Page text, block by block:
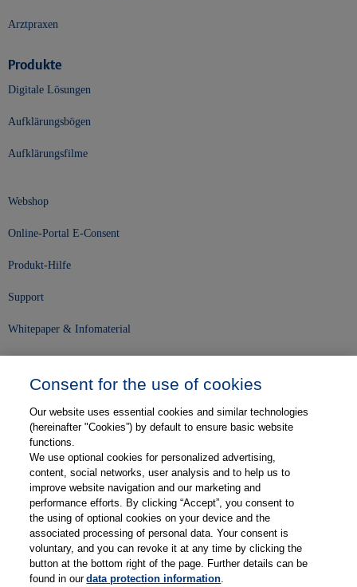
Arztpraxen
Produkte
Digitale Lösungen
Aufklärungsbögen
Aufklärungsfilme
Webshop
Online-Portal E-Consent
Produkt-Hilfe
Support
Whitepaper & Infomaterial
Karriere
Kontakt
Web-Semniare
Anwenderberichte
Partner
Consent for the use of cookies
Our website uses essential cookies and similar technologies
(hereinafter "Cookies”) by default to ensure basic website
functions.
We use optional cookies for personalized advertising,
content, social networks, user analysis and to help us to
improve website navigation and our marketing and
performance efforts. By clicking “Accept”, you consent to
the using of optional cookies on your device and the
associated processing of personal data. Your consent is
voluntary, and you can revoke it at any time by clicking the
button at the bottom right of the page. Further details can be
found in ourdata protection information.